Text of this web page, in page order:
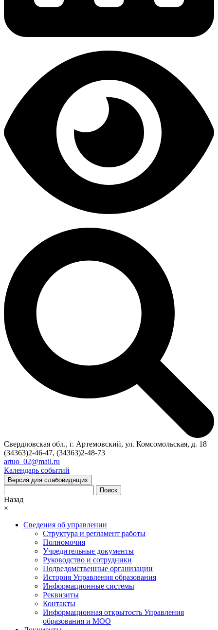
Свердловская обл., г. Артемовский, ул. Комсомольская, д. 18
(34363)2-46-47, (34363)2-48-73
artuo_02@mail.ru
Календарь событий
Версия для слабовидящих
Поиск
Назад
×
Сведения об управлении
Структура и регламент работы
Полномочия
Учредительные документы
Руководство и сотрудники
Подведомственные организации
История Управления образования
Информационные системы
Реквизиты
Контакты
Информационная открытость Управления
образования и МОО